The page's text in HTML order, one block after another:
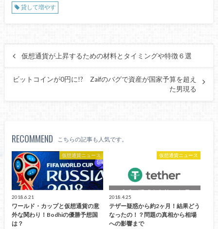
貸して増やす
仮想通貨が上昇するための材料とタイミングや特徴６選
ビットコインが0円に!? Zaifのバグで資産が国家予算を超え
た男現る
RECOMMEND こちらの記事も人気です。
仮想通貨ニュース
2018.6.21
ワールド・カップと仮想通貨の意
外な関わり！Bodhiの優勝予想国
は？
仮想通貨ニュース
2018.4.25
テザー疑惑から約2ヶ月！結果どう
なったの！？問題の真相から相場
への影響まで